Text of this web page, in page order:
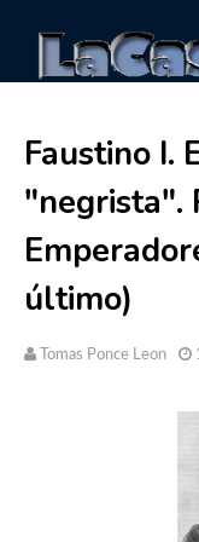
Faustino I.
"negrista".
último)
Tomas Ponce Leon